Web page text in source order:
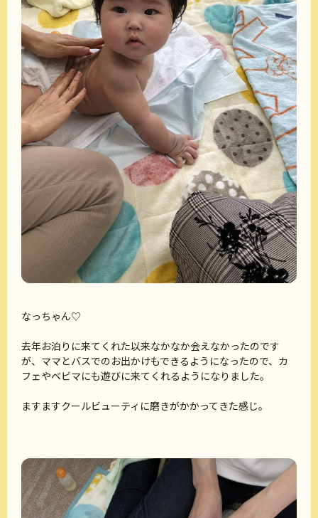
なっちゃん♡
去年お泊りに来てくれた以来なかなか会えなかったのです
が、ママとバスでのお出かけもできるようになったので、カ
フェやベビマにも遊びに来てくれるようになりました。
ますますクールビューティに磨きがかかってきた感じ。